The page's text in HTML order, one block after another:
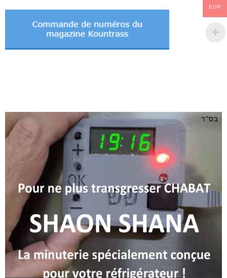
EUR